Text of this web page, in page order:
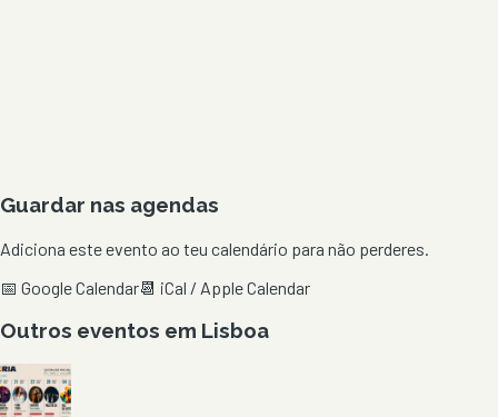
Guardar nas agendas
Adiciona este evento ao teu calendário para não perderes.
📅 Google Calendar📆 iCal / Apple Calendar
Outros eventos em Lisboa